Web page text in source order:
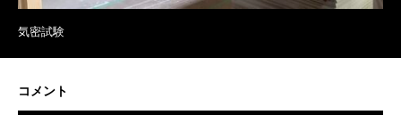
気密試験
コメント